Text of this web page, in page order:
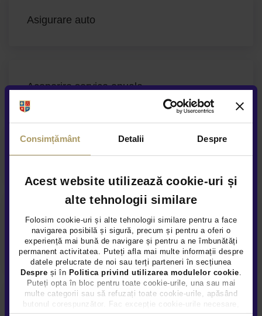
Consimțământ Detalii Despre
Acest website utilizează cookie-uri și
alte tehnologii similare
Folosim cookie-uri și alte tehnologii similare pentru a face
navigarea posibilă și sigură, precum și pentru a oferi o
experiență mai bună de navigare și pentru a ne îmbunătăți
permanent activitatea. Puteți afla mai multe informații despre
datele prelucrate de noi sau terți parteneri în secțiunea
Despre și în Politica privind utilizarea modulelor cookie
Puteți opta în bloc pentru toate cookie-urile, una sau mai
multe categorii sau să refuzați toate cookie-urile, apăsând
butonul corespunzător. Fac excepție cookie-urile necesare,
Asigurare auto
Acoperire service anuala
Asistenta rutiera garantata